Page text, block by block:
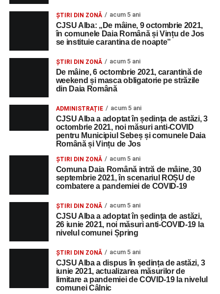
ȘTIRI DIN ZONĂ acum 5 ani
CJSU Alba: „De mâine, 9 octombrie 2021,
în comunele Daia Română și Vințu de Jos
se instituie carantina de noapte”
ȘTIRI DIN ZONĂ acum 5 ani
De mâine, 6 octombrie 2021, carantină de
weekend și masca obligatorie pe străzile
din Daia Română
ADMINISTRAȚIE acum 5 ani
CJSU Alba a adoptat în ședința de astăzi, 3
octombrie 2021, noi măsuri anti-COVID
pentru Municipiul Sebeș și comunele Daia
Română și Vințu de Jos
ȘTIRI DIN ZONĂ acum 5 ani
Comuna Daia Română intră de mâine, 30
septembrie 2021, în scenariul ROȘU de
combatere a pandemiei de COVID-19
ȘTIRI DIN ZONĂ acum 5 ani
CJSU Alba a adoptat în ședința de astăzi,
26 iunie 2021, noi măsuri anti-COVID-19 la
nivelul comunei Șpring
ȘTIRI DIN ZONĂ acum 5 ani
CJSU Alba a dispus în ședința de astăzi, 3
iunie 2021, actualizarea măsurilor de
limitare a pandemiei de COVID-19 la nivelul
comunei Câlnic